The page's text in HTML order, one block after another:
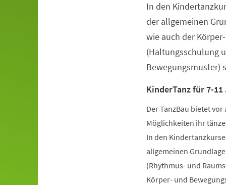
In den
der allgemeinen
wie auch der
(Haltungsschulung
Bewegungsmuster)
KinderTanz für 7-
Der TanzBau bietet
Möglichkeiten ihr
In den
allgemeinen
(Rhythmus- und
Körper- und